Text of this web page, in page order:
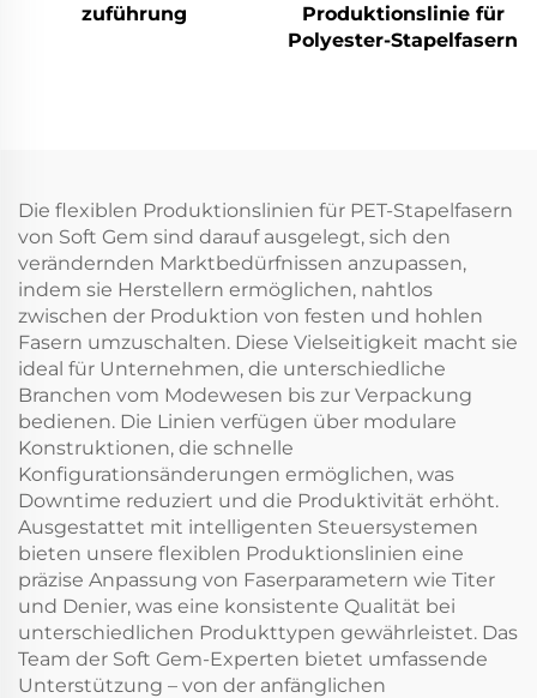
zuführung
Produktionslinie für
Polyester-Stapelfasern
Die flexiblen Produktionslinien für PET-Stapelfasern
von Soft Gem sind darauf ausgelegt, sich den
verändernden Marktbedürfnissen anzupassen,
indem sie Herstellern ermöglichen, nahtlos
zwischen der Produktion von festen und hohlen
Fasern umzuschalten. Diese Vielseitigkeit macht sie
ideal für Unternehmen, die unterschiedliche
Branchen vom Modewesen bis zur Verpackung
bedienen. Die Linien verfügen über modulare
Konstruktionen, die schnelle
Konfigurationsänderungen ermöglichen, was
Downtime reduziert und die Produktivität erhöht.
Ausgestattet mit intelligenten Steuersystemen
bieten unsere flexiblen Produktionslinien eine
präzise Anpassung von Faserparametern wie Titer
und Denier, was eine konsistente Qualität bei
unterschiedlichen Produkttypen gewährleistet. Das
Team der Soft Gem-Experten bietet umfassende
Unterstützung – von der anfänglichen